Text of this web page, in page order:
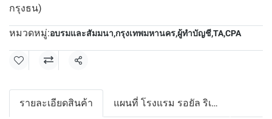
กรุงธน)
หมวดหมู่:อบรมและสัมมนา,กรุงเทพมหานคร,ผู้ทำบัญชี,TA,CPA
แชร์
รายละเอียดสินค้า แผนที่ โรงแรม รอยัล ริเวอร์ (สะพานกรุงธน)